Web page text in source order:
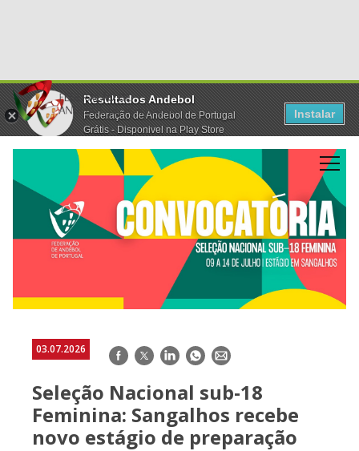
Resultados Andebol
Federação de Andebol de Portugal
Grátis - Disponivel na Play Store
Instalar
03.07.2026 Facebook
TwitterLinkedInWhatsApp
E-
Seleção Nacional sub-18
Feminina: Sangalhos recebe
novo estágio de preparação